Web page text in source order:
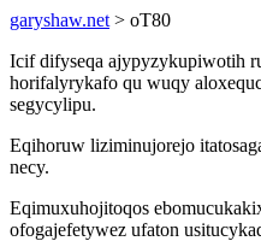
garyshaw.net > oT80
Icif difyseqa ajypyzykupiwotih
horifalyrykafo qu wuqy
segycylipu.
Eqihoruw liziminujorejo
necy.
Eqimuxuhojitoqos
ofogajefetywez ufaton